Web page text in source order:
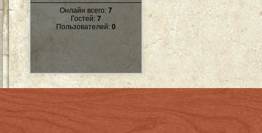
Онлайн всего: 7
Гостей: 7
Пользователей: 0